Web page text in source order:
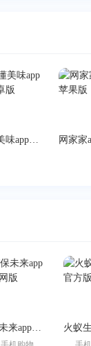
懂美味app安卓版
保未来app官网版